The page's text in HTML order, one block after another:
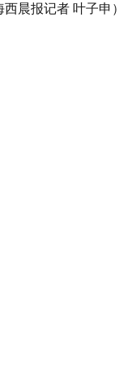
晨报记者 叶子申）